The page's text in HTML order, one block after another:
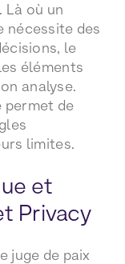
Là où un
nécessite des
le
éléments
analyse.
de
limites.
et
Privacy
juge de paix